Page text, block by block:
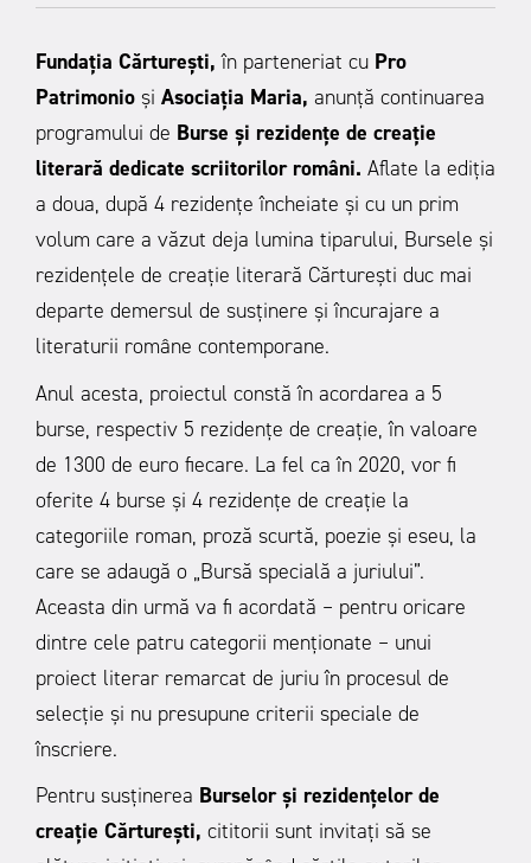
Fundația Cărturești, în parteneriat cu Pro
Patrimonio și Asociația Maria, anunță continuarea
programului de Burse și rezidențe de creație
literară dedicate scriitorilor români. Aflate la ediția
a doua, după 4 rezidențe încheiate și cu un prim
volum care a văzut deja lumina tiparului, Bursele și
rezidențele de creație literară Cărturești duc mai
departe demersul de susținere și încurajare a
literaturii române contemporane.
Anul acesta, proiectul constă în acordarea a 5
burse, respectiv 5 rezidențe de creație, în valoare
de 1300 de euro fiecare. La fel ca în 2020, vor fi
oferite 4 burse și 4 rezidențe de creație la
categoriile roman, proză scurtă, poezie și eseu, la
care se adaugă o „Bursă specială a juriului”.
Aceasta din urmă va fi acordată – pentru oricare
dintre cele patru categorii menționate – unui
proiect literar remarcat de juriu în procesul de
selecție și nu presupune criterii speciale de
înscriere.
Pentru susținerea Burselor și rezidențelor de
creație Cărturești, cititorii sunt invitați să se